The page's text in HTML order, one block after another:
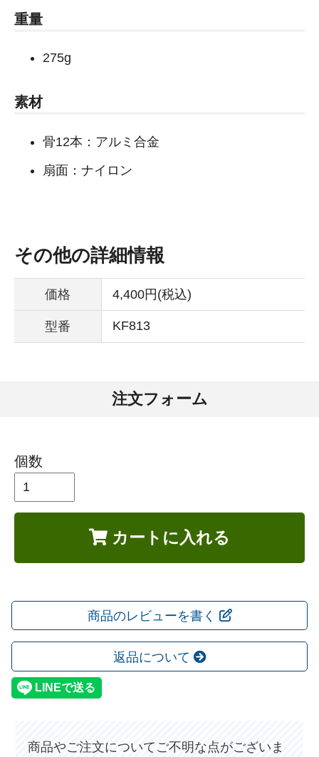
重量
275g
素材
骨12本：アルミ合金
扇面：ナイロン
その他の詳細情報
価格 4,400円(税込)
型番 KF813
注文フォーム
個数
カートに入れる
商品のレビューを書く
返品について
商品やご注文についてご不明な点がございま